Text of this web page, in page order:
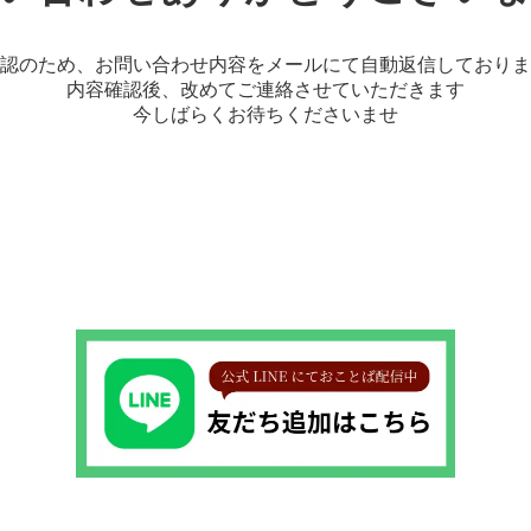
のため、お問い合わせ内容をメールにて自動返信しており
内容確認後、改めてご連絡させていただきます
今しばらくお待ちくださいませ